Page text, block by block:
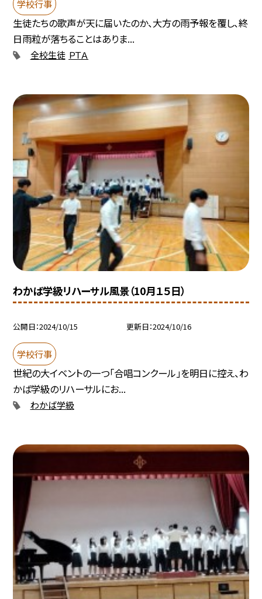
学校行事
生徒たちの歌声が天に届いたのか、大方の雨予報を覆し、終
日雨粒が落ちることはありま...
全校生徒 ＰＴＡ
わかば学級リハーサル風景（10月１５日）
公開日 2024/10/15 更新日 2024/10/16
学校行事
世紀の大イベントの一つ「合唱コンクール」を明日に控え、わ
かば学級のリハーサルにお...
わかば学級